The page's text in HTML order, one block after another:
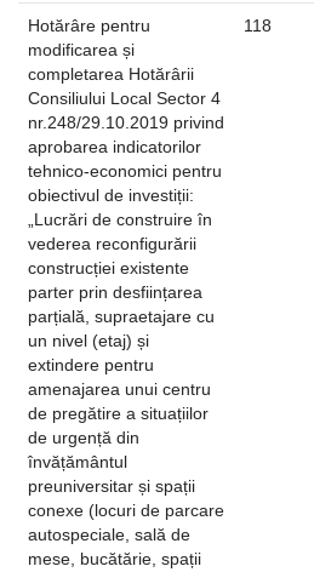
Hotărâre pentru
modificarea și
completarea Hotărârii
Consiliului Local Sector 4
nr.248/29.10.2019 privind
aprobarea indicatorilor
tehnico-economici pentru
obiectivul de investiții:
„Lucrări de construire în
vederea reconfigurării
construcției existente
parter prin desființarea
parțială, supraetajare cu
un nivel (etaj) și
extindere pentru
amenajarea unui centru
de pregătire a situațiilor
de urgență din
învățământul
preuniversitar și spații
conexe (locuri de parcare
autospeciale, sală de
mese, bucătărie, spații
118